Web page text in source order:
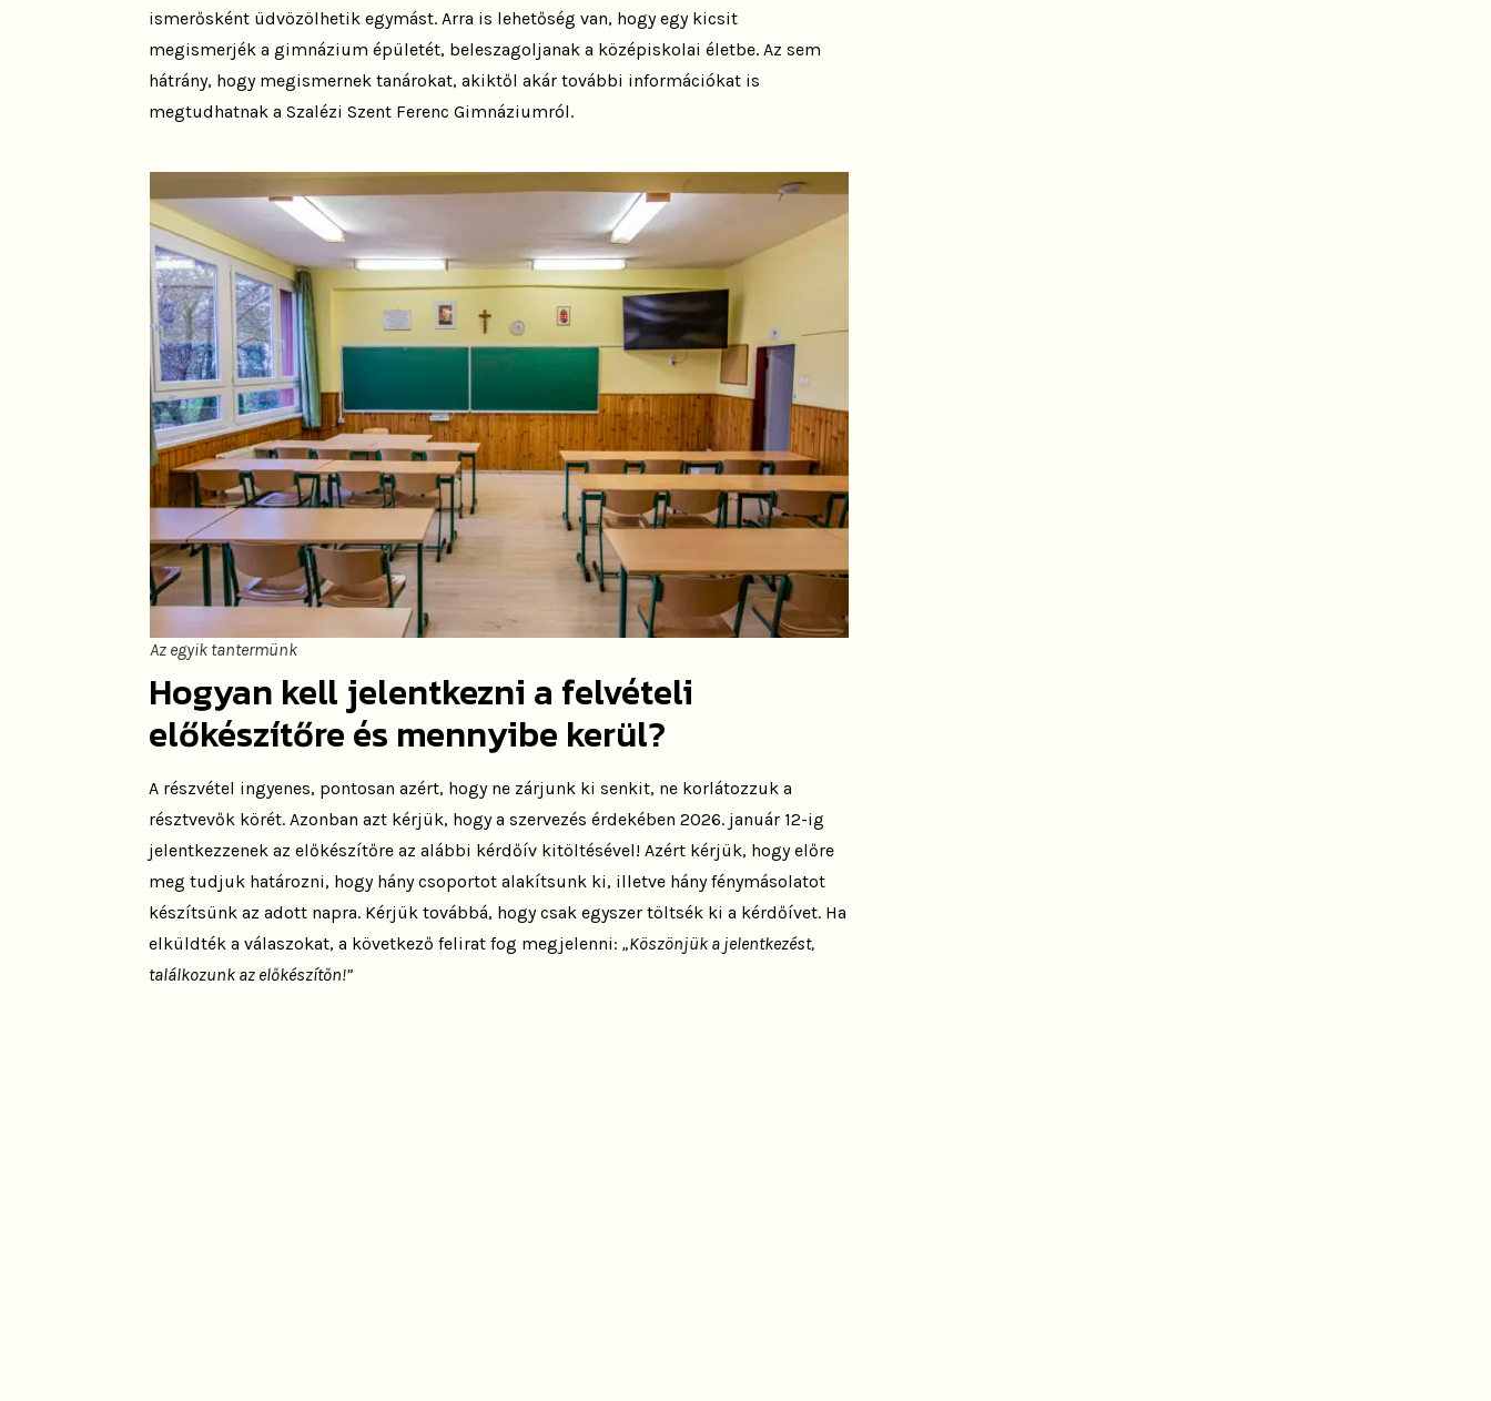
ismerősként üdvözölhetik egymást. Arra is lehetőség van, hogy egy kicsit
megismerjék a gimnázium épületét, beleszagoljanak a középiskolai életbe. Az sem
hátrány, hogy megismernek tanárokat, akiktől akár további információkat is
megtudhatnak a Szalézi Szent Ferenc Gimnáziumról.
Az egyik tantermünk
Hogyan kell jelentkezni a felvételi
előkészítőre és mennyibe kerül?
A részvétel ingyenes, pontosan azért, hogy ne zárjunk ki senkit, ne korlátozzuk a
résztvevők körét. Azonban azt kérjük, hogy a szervezés érdekében 2026. január 12-ig
jelentkezzenek az előkészítőre az alábbi kérdőív kitöltésével! Azért kérjük, hogy előre
meg tudjuk határozni, hogy hány csoportot alakítsunk ki, illetve hány fénymásolatot
készítsünk az adott napra. Kérjük továbbá, hogy csak egyszer töltsék ki a kérdőívet. Ha
elküldték a válaszokat, a következő felirat fog megjelenni:„Köszönjük a jelentkezést,
találkozunk az előkészítőn!”